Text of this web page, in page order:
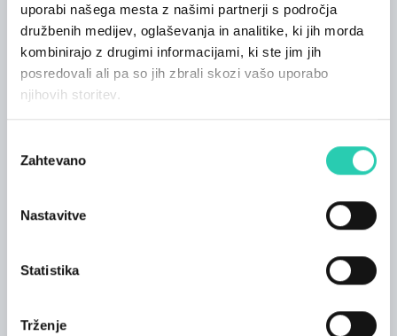
uporabi našega mesta z našimi partnerji s področja
družbenih medijev, oglaševanja in analitike, ki jih morda
kombinirajo z drugimi informacijami, ki ste jim jih
posredovali ali pa so jih zbrali skozi vašo uporabo
njihovih storitev.
soglasja
Zahtevano
Nastavitve
Statistika
Trženje
Uradna spletna stran
modrikonj.muzejnorosti.eu
Elektronska pošta organizatorja
logar.nika@gmail.com
Telefonska številka organizatorja
*** Objava dogodkov na spletni strani GO! 2025 je
povezavi
informacij na tem spletnem mestu. Stran GO! 2025 v